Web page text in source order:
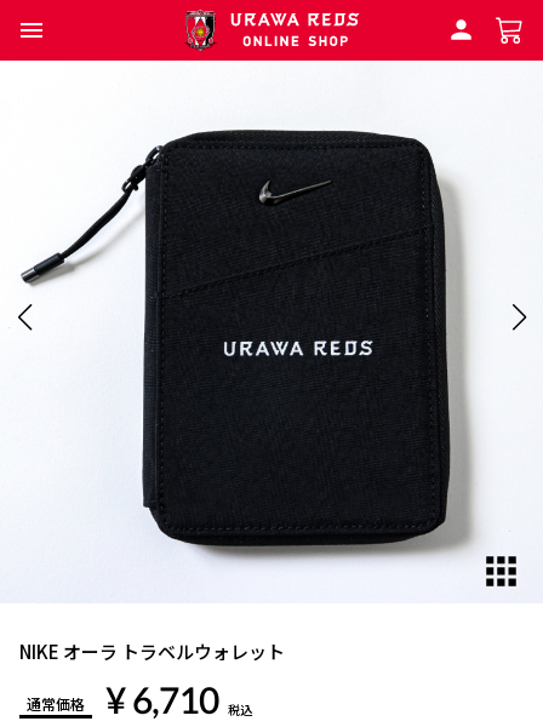
NIKE オーラ トラベルウォレット
通常価格 ¥ 6,710 税込